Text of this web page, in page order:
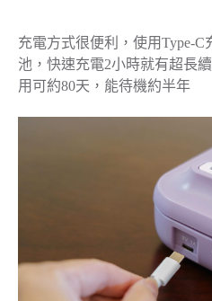
充電方式很便利，使用Type-
池，快速充電2小時就有超長
用可約80天，能待機約半年